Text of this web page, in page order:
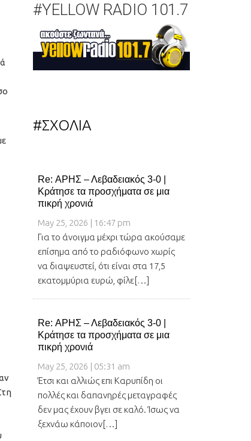
#YELLOW RADIO 101.7
#ΣΧΟΛΙΑ
Re: ΑΡΗΣ – Λεβαδειακός 3-0 |
Κράτησε τα προσχήματα σε μια
πικρή χρονιά
May 25, 2026 | 16:47 pm
Για το άνοιγμα μέχρι τώρα ακούσαμε
επίσημα από το ραδιόφωνο χωρίς
να διαψευστεί, ότι είναι στα 17,5
εκατομμύρια ευρώ, φίλε[…]
Re: ΑΡΗΣ – Λεβαδειακός 3-0 |
Κράτησε τα προσχήματα σε μια
πικρή χρονιά
May 25, 2026 | 05:31 am
Έτσι και αλλιώς επι Καρυπίδη οι
πολλές και δαπανηρές μεταγραφές
δεν μας έχουν βγει σε καλό. Ίσως να
ξεχνάω κάποιον[…]